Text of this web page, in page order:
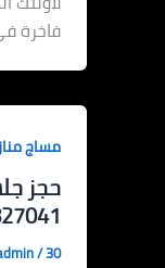
فاخرة
مساج
حجز
/30 مايو، 2024